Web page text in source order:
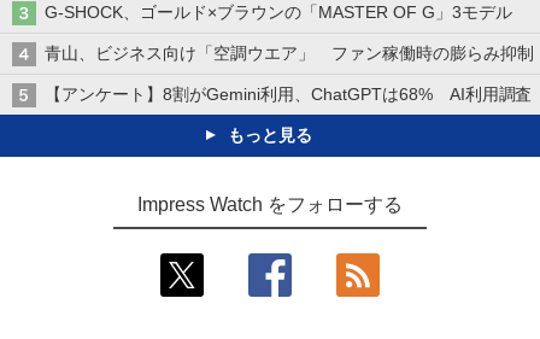
G-SHOCK、ゴールド×ブラウンの「MASTER OF G」3モデル
青山、ビジネス向け「空調ウエア」 ファン稼働時の膨らみ抑制
【アンケート】8割がGemini利用、ChatGPTは68% AI利用調査
もっと見る
Impress Watch をフォローする